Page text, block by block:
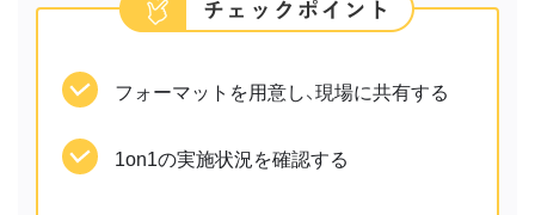
フォーマットを用意し、現場に共有する
1on1の実施状況を確認する